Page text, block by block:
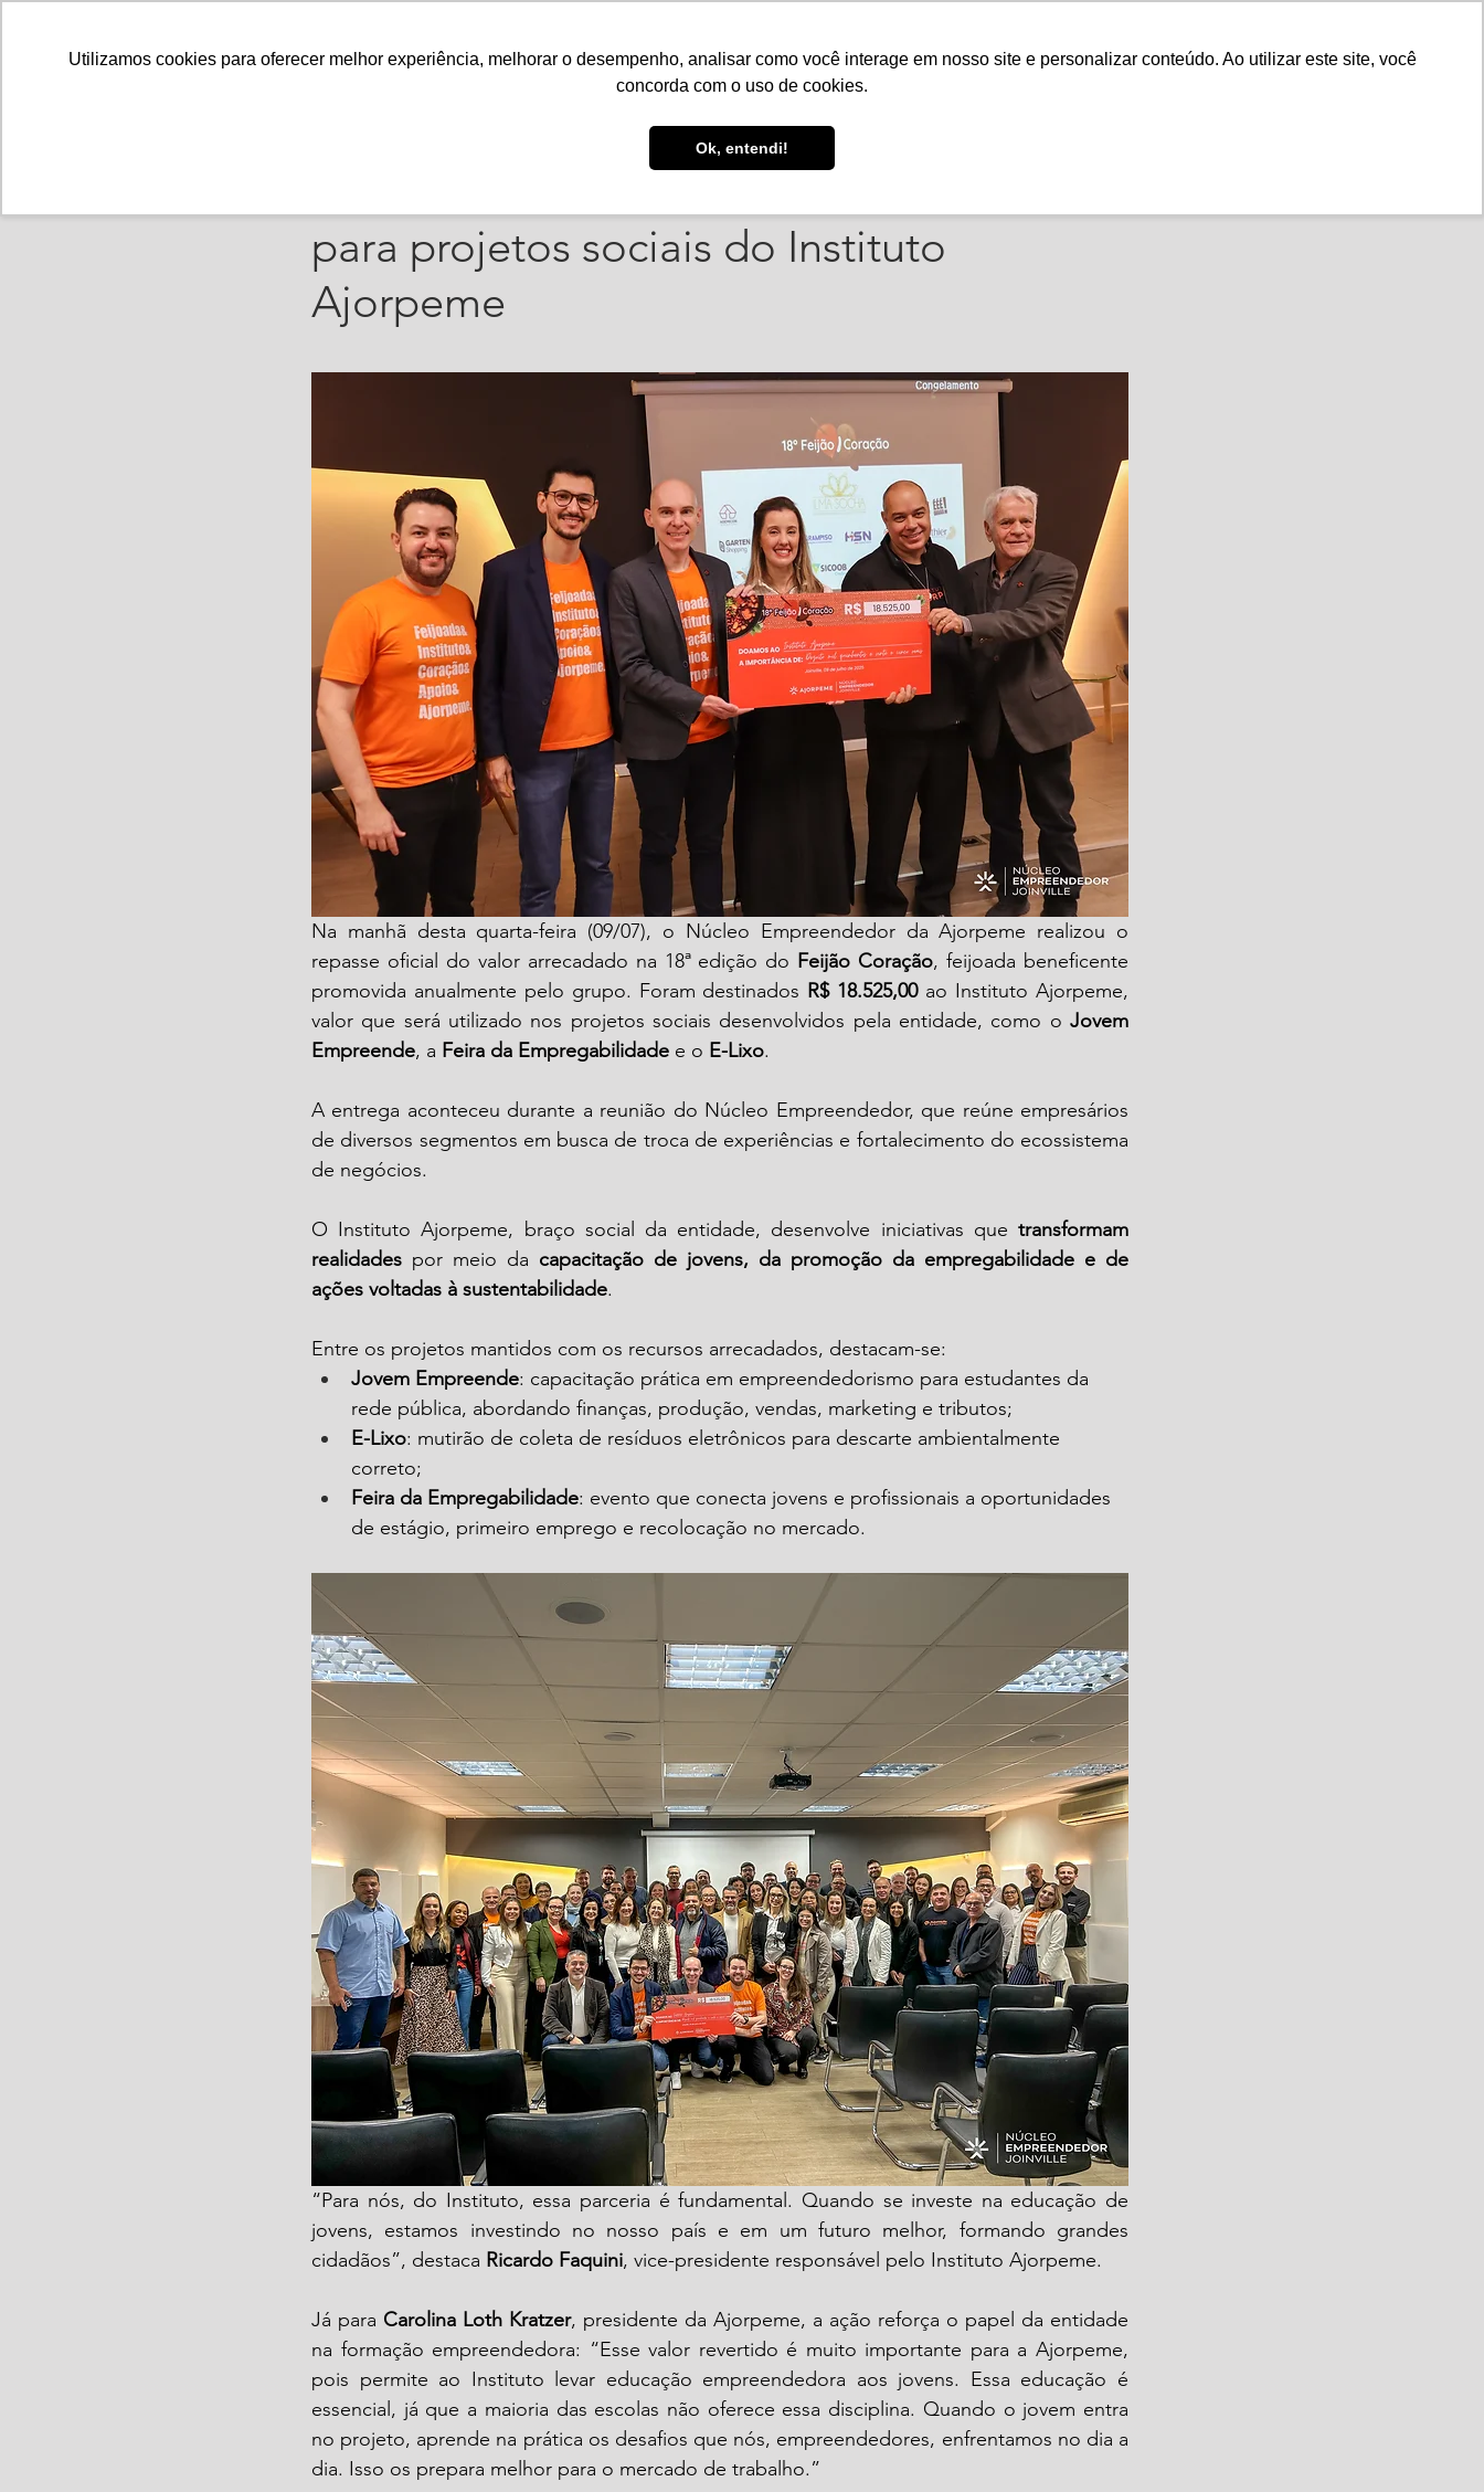
Utilizamos cookies para oferecer melhor experiência, melhorar o desempenho, analisar como você interage em nosso site e personalizar conteúdo. Ao utilizar este site, você
concorda com o uso de cookies.
Ok, entendi!
Serviços Notícias Agenda
para projetos sociais do Instituto
Ajorpeme
2 min de leitura
Na manhã desta quarta-feira (09/07), o Núcleo Empreendedor da Ajorpeme realizou o
repasse oficial do valor arrecadado na 18ª edição do Feijão Coração, feijoada beneficente
promovida anualmente pelo grupo. Foram destinados R$ 18.525,00 ao Instituto Ajorpeme,
valor que será utilizado nos projetos sociais desenvolvidos pela entidade, como o Jovem
Empreende, a Feira da Empregabilidade e o E-Lixo.
A entrega aconteceu durante a reunião do Núcleo Empreendedor, que reúne empresários
de diversos segmentos em busca de troca de experiências e fortalecimento do ecossistema
de negócios.
O Instituto Ajorpeme, braço social da entidade, desenvolve iniciativas que transformam
realidades por meio da capacitação de jovens, da promoção da empregabilidade e de
ações voltadas à sustentabilidade.
Entre os projetos mantidos com os recursos arrecadados, destacam-se:
Jovem Empreende: capacitação prática em empreendedorismo para estudantes da
rede pública, abordando finanças, produção, vendas, marketing e tributos;
E-Lixo: mutirão de coleta de resíduos eletrônicos para descarte ambientalmente
correto;
Feira da Empregabilidade: evento que conecta jovens e profissionais a oportunidades
de estágio, primeiro emprego e recolocação no mercado.
“Para nós, do Instituto, essa parceria é fundamental. Quando se investe na educação de
jovens, estamos investindo no nosso país e em um futuro melhor, formando grandes
cidadãos”, destaca Ricardo Faquini, vice-presidente responsável pelo Instituto Ajorpeme.
Já para Carolina Loth Kratzer, presidente da Ajorpeme, a ação reforça o papel da entidade
na formação empreendedora: “Esse valor revertido é muito importante para a Ajorpeme,
pois permite ao Instituto levar educação empreendedora aos jovens. Essa educação é
essencial, já que a maioria das escolas não oferece essa disciplina. Quando o jovem entra
no projeto, aprende na prática os desafios que nós, empreendedores, enfrentamos no dia a
dia. Isso os prepara melhor para o mercado de trabalho.”